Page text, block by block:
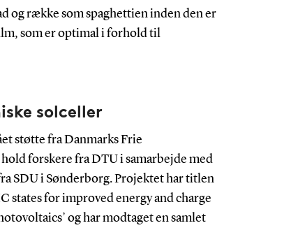
og række som spaghettien inden den er
som er optimal i forhold til
solceller
støtte fra Danmarks Frie
forskere fra DTU i samarbejde med
SDU i Sønderborg. Projektet har titlen
states for improved energy and charge
og har modtaget en samlet